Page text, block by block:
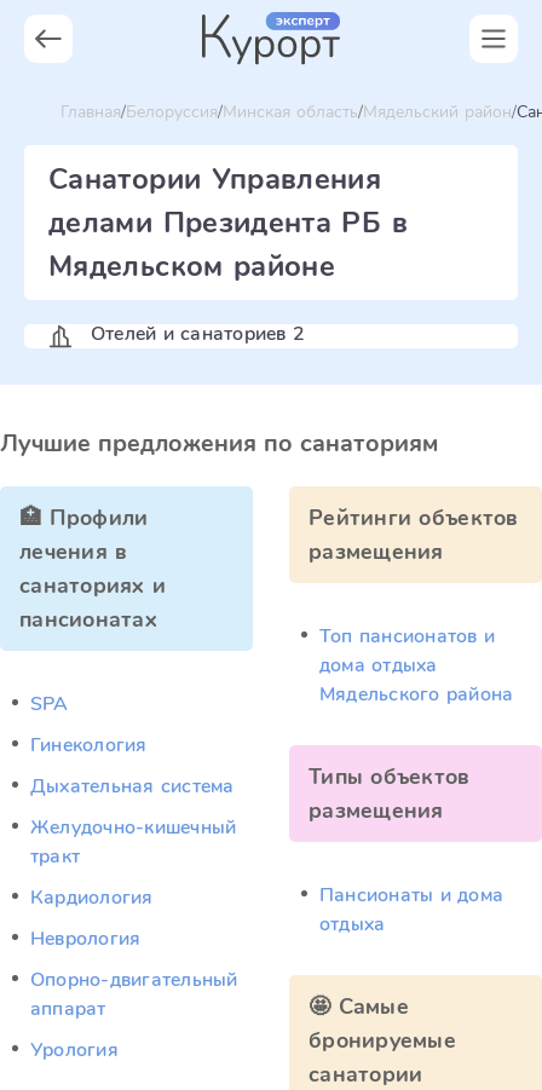
Главная Белоруссия Минская область Мядельский район
Санатории Управления
делами Президента РБ в
Мядельском районе
Отелей и санаториев 2
Лучшие предложения по санаториям
🏥 Профили
лечения в
санаториях и
пансионатах
SPA
Гинекология
Дыхательная система
Желудочно-кишечный
тракт
Кардиология
Неврология
Опорно-двигательный
аппарат
Урология
Рейтинги объектов
размещения
Топ пансионатов и
дома отдыха
Мядельского района
Типы объектов
размещения
Пансионаты и дома
отдыха
🤩 Самые
бронируемые
санатории